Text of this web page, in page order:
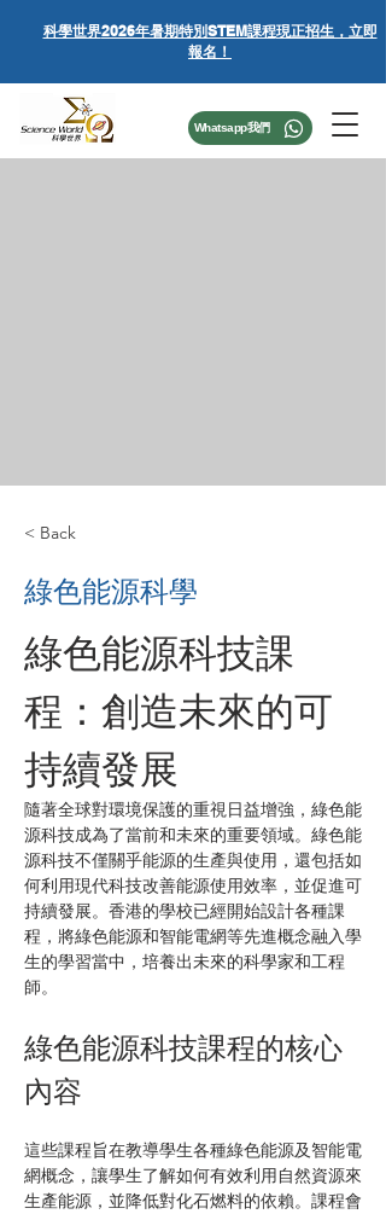
科學世界2026年暑期特別STEM課程現正招生，立即
報名！
Whatsapp我們
< Back
綠色能源科學
綠色能源科技課
程：創造未來的可
持續發展
隨著全球對環境保護的重視日益增強，綠色能
源科技成為了當前和未來的重要領域。綠色能
源科技不僅關乎能源的生產與使用，還包括如
何利用現代科技改善能源使用效率，並促進可
持續發展。香港的學校已經開始設計各種課
程，將綠色能源和智能電網等先進概念融入學
生的學習當中，培養出未來的科學家和工程
師。
綠色能源科技課程的核心
內容
這些課程旨在教導學生各種綠色能源及智能電
網概念，讓學生了解如何有效利用自然資源來
生產能源，並降低對化石燃料的依賴。課程會